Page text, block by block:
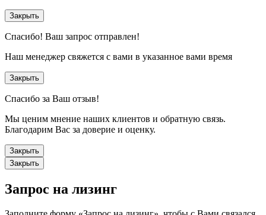
Закрыть
Спасибо! Ваш запрос отправлен!
Наш менеджер свяжется с вами в указанное вами время
Закрыть
Спасибо за Ваш отзыв!
Мы ценим мнение наших клиентов и обратную связь.
Благодарим Вас за доверие и оценку.
Закрыть
Закрыть
Запрос на лизинг